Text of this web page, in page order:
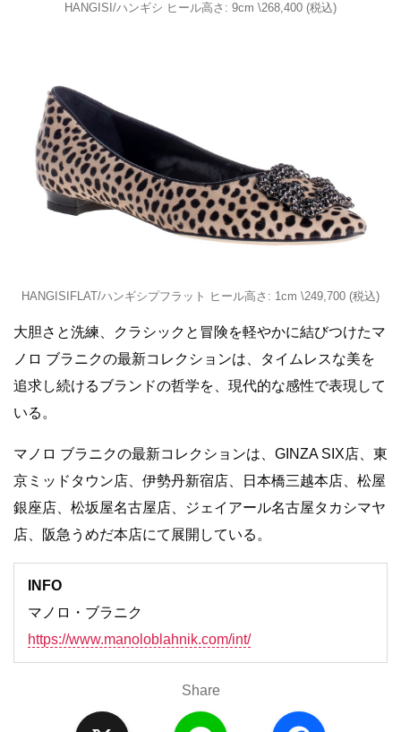
HANGISI/ハンギシ ヒール高さ: 9cm \268,400 (税込)
HANGISIFLAT/ハンギシプフラット ヒール高さ: 1cm \249,700 (税込)
大胆さと洗練、クラシックと冒険を軽やかに結びつけたマ
ノロ ブラニクの最新コレクションは、タイムレスな美を
追求し続けるブランドの哲学を、現代的な感性で表現して
いる。
マノロ ブラニクの最新コレクションは、GINZA SIX店、東
京ミッドタウン店、伊勢丹新宿店、日本橋三越本店、松屋
銀座店、松坂屋名古屋店、ジェイアール名古屋タカシマヤ
店、阪急うめだ本店にて展開している。
INFO
マノロ・ブラニク
https://www.manoloblahnik.com/int/
Share